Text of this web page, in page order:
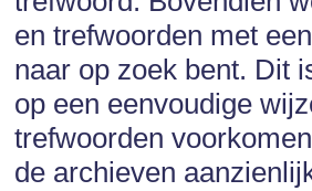
en trefwoorden met
naar op zoek bent. Dit
op een eenvoudige
trefwoorden
de archieven